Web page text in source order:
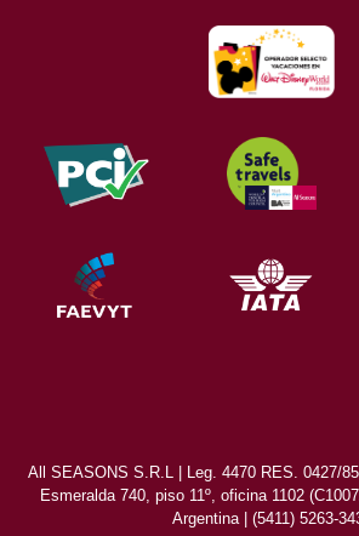
All SEASONS S.R.L | Leg. 4470 RES. 0427/
Esmeralda 740, piso 11º, oficina 1102
Argentina | (5411) 5263-